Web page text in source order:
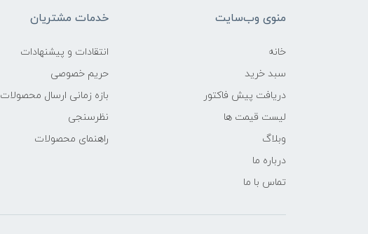
منوی وب‌سایت
خانه
سبد خرید
دریافت پیش فاکتور
لیست قیمت ها
وبلاگ
درباره ما
تماس با ما
خدمات مشتریان
انتقادات و پیشنهادات
حریم خصوصی
بازه زمانی ارسال محصولات
نظرسنجی
راهنمای محصولات